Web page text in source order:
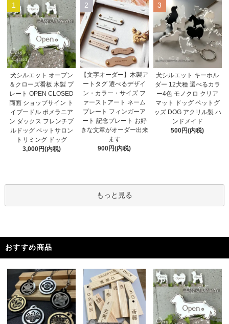
1
犬シルエット オープン
＆クローズ看板 木製 プ
レート OPEN CLOSED
両面 ショップサイン ト
イプードル ポメラニア
ン ダックス フレンチブ
ルドッグ ペットサロン
トリミング ドッグ
3,000円(内税)
2
【文字オーダー】木製ア
ートタグ 選べるデザイ
ン・カラー・サイズ フ
ァーストアート ネーム
プレート フィンガーア
ート 記念プレート お好
きな文章がオーダー出来
ます
900円(内税)
3
犬シルエット キーホル
ダー 12犬種 選べるカラ
ー4色 モノクロ クリア
マット ドッグ ペットグ
ッズ DOG アクリル製 ハ
ンドメイド
500円(内税)
もっと見る
おすすめ商品